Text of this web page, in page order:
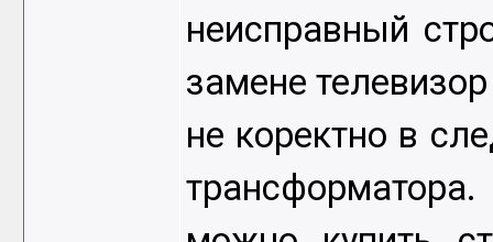
неисправный
замене
не коректно в